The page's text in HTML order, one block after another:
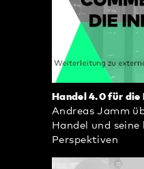
Handel 4.0 für die
Andreas Jamm
Handel und seine
Perspektiven